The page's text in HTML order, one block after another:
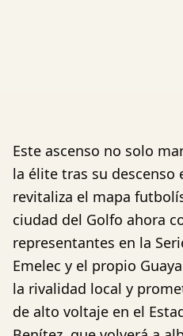
Este ascenso no solo
la élite tras su descenso
revitaliza el mapa
ciudad del Golfo ahora
representantes en la
Emelec y el propio
la rivalidad local y
de alto voltaje en el